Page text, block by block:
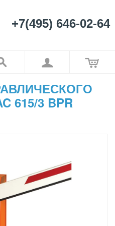
+7(495) 646-02-64
615/3 BPR